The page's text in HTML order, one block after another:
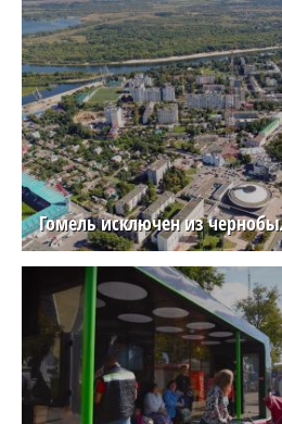
Гомель исключен из